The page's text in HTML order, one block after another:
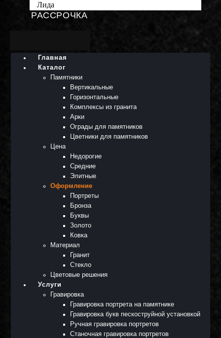
Лида
РАССРОЧКА
Главная
Каталог
Памятники
Вертикальные
Горизонтальные
Комплексы из гранита
Арки
Ограды для памятников
Цветники для памятников
Цена
Недорогие
Средние
Элитные
Оформление
Портреты
Бронза
Буквы
Золото
Ковка
Материал
Гранит
Стекло
Цветовые решения
Услуги
Гравировка
Гравировка портрета на памятнике
Гравировка букв пескоструйной установкой
Ручная гравировка портретов
Станочная гравировка портретов